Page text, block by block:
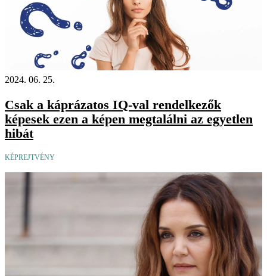
2024. 06. 25.
Csak a káprázatos IQ-val rendelkezők
képesek ezen a képen megtalálni az egyetlen
hibát
KÉPREJTVÉNY